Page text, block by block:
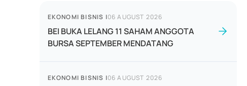
EKONOMI BISNIS |06 AUGUST 2026
BEI BUKA LELANG 11 SAHAM ANGGOTA
BURSA SEPTEMBER MENDATANG
EKONOMI BISNIS |06 AUGUST 2026